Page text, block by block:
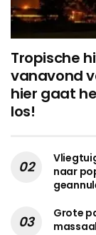
Tropische
vanavond
hier gaat
los!
naar
Grote
massaal